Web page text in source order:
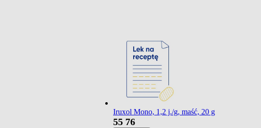
Iruxol Mono, 1,2 j./g, maść, 20 g
55 76